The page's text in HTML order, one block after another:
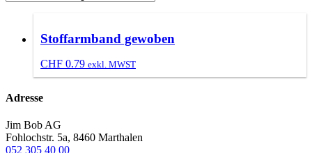
Stoffarmband gewoben
CHF 0.79 exkl. MWST
Adresse
Jim Bob AG
Fohlochstr. 5a, 8460 Marthalen
052 305 40 00